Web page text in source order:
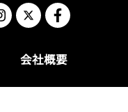
会社概要